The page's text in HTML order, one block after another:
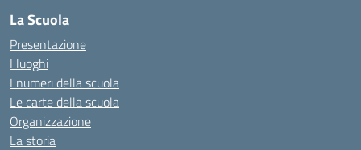
La Scuola
Presentazione
I luoghi
I numeri della scuola
Le carte della scuola
Organizzazione
La storia